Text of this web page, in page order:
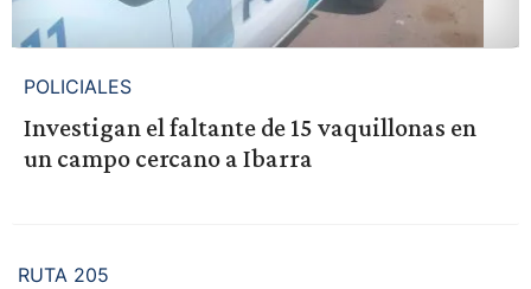
POLICIALES
Investigan el faltante de 15 vaquillonas en
un campo cercano a Ibarra
RUTA 205